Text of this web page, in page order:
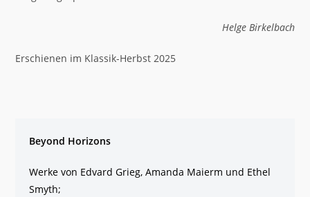
Helge Birkelbach
Erschienen im Klassik-Herbst 2025
Beyond Horizons
Werke von Edvard Grieg, Amanda Maierm und Ethel
Smyth;